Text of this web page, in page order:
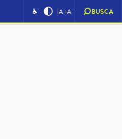
♿| |A+A- BUSCA